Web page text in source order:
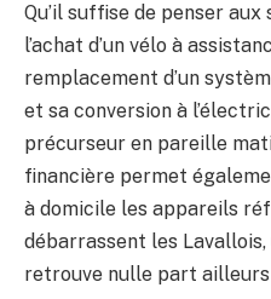
Qu’il suffise de penser
l’achat d’un vélo à
remplacement d’un
et sa conversion à
précurseur en pareille
financière permet
à domicile les appareils
débarrassent les Lavallois,
retrouve nulle part ailleurs